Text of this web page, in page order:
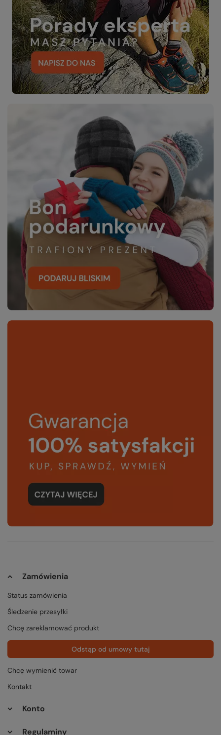
Zamówienia
Status zamówienia
Śledzenie przesyłki
Chcę zareklamować produkt
Odstąp od umowy tutaj
Chcę wymienić towar
Kontakt
Konto
Regulaminy